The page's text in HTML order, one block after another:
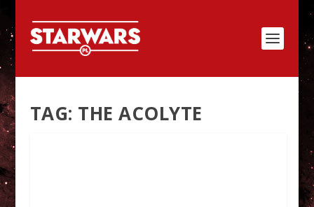
TAG: THE ACOLYTE